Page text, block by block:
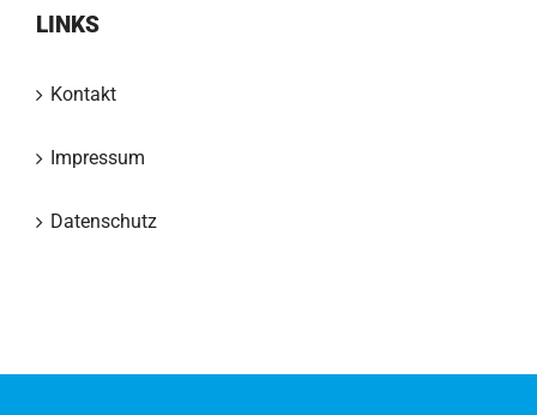
LINKS
Kontakt
Impressum
Datenschutz